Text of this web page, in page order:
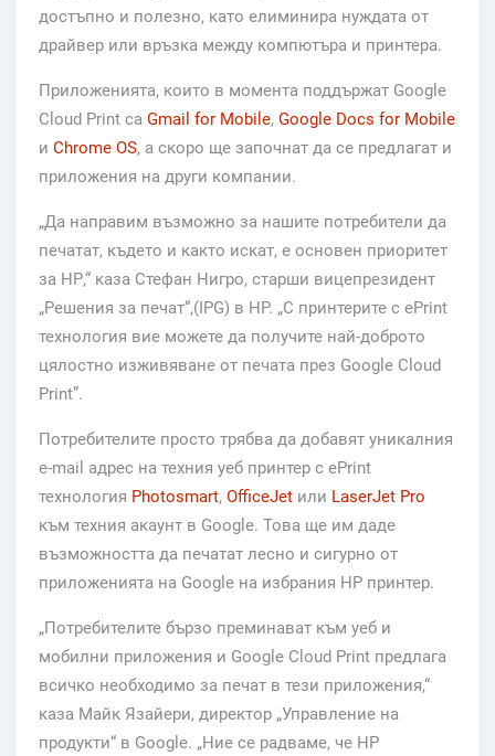
достъпно и полезно, като елиминира нуждата от
драйвер или връзка между компютъра и принтера.
Приложенията, които в момента поддържат Google
Cloud Print са Gmail for Mobile, Google Docs for Mobile
и Chrome OS, а скоро ще започнат да се предлагат и
приложения на други компании.
„Да направим възможно за нашите потребители да
печатат, където и както искат, е основен приоритет
за НР,“ каза Стефан Нигро, старши вицепрезидент
„Решения за печат“,(IPG) в HP. „С принтерите с ePrint
технология вие можете да получите най-доброто
цялостно изживяване от печата през Google Cloud
Print”.
Потребителите просто трябва да добавят уникалния
e-mail адрес на техния уеб принтер с ePrint
технология Photosmart, OfficeJet или LaserJet Pro
към техния акаунт в Google. Това ще им даде
възможността да печатат лесно и сигурно от
приложенията на Google на избрания HP принтер.
„Потребителите бързо преминават към уеб и
мобилни приложения и Google Cloud Print предлага
всичко необходимо за печат в тези приложения,“
каза Майк Язайери, директор „Управление на
продукти“ в Google. „Ние се радваме, че НР